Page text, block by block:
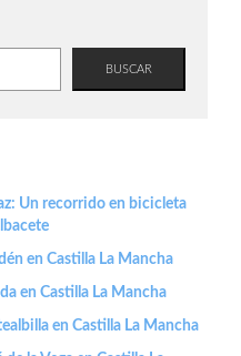
BUSCAR
Un recorrido en bicicleta
en Castilla La Mancha
en Castilla La Mancha
en Castilla La Mancha